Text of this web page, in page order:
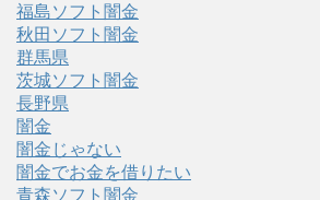
福島ソフト闇金
秋田ソフト闇金
群馬県
茨城ソフト闇金
長野県
闇金
闇金じゃない
闇金でお金を借りたい
青森ソフト闇金